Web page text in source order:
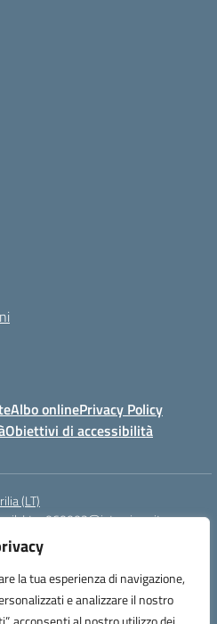
la tua esperienza di navigazione,
e analizzare il nostro
Albo onlinePrivacy Policy
Obiettivi di accessibilità
(LT)
Ltps060002@istruzione.it
Ltps060002@pec.istruzione.it